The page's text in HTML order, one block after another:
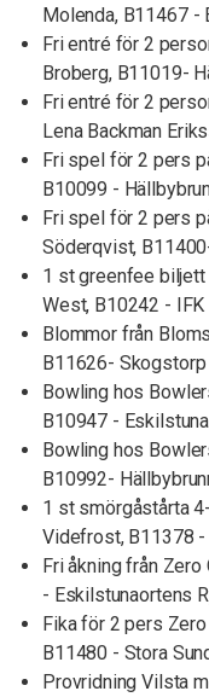
Molenda, B11467 -
Fri entré för 2
Broberg, B11019-
Fri entré för 2
Lena Backman
Fri spel för 2 pers
B10099 -
Fri spel för 2 pers
Söderqvist,
1 st greenfee
West, B10242 -
Blommor från
B11626- Skogstorp
Bowling hos
B10947 -
Bowling hos
B10992-
1 st smörgåstårta
Videfrost, B11378
Fri åkning från
- Eskilstunaortens
Fika för 2 pers
B11480 - Stora
Provridning Vilsta